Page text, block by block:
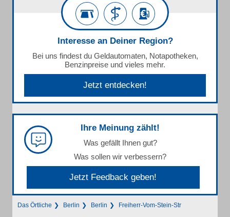
Interesse an Deiner Region?
Bei uns findest du Geldautomaten, Notapotheken,
Benzinpreise und vieles mehr.
Jetzt entdecken!
Ihre Meinung zählt!
Was gefällt Ihnen gut?
Was sollen wir verbessern?
Jetzt Feedback geben!
Das Örtliche Berlin Berlin Freiherr-Vom-Stein-Str